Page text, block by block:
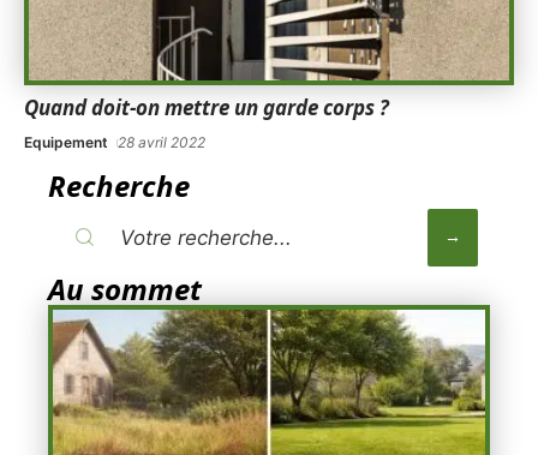
Quand doit-on mettre un garde corps ?
Equipement 28 avril 2022
Recherche
Au sommet